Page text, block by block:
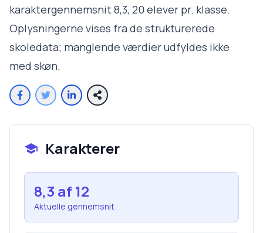
karaktergennemsnit 8,3, 20 elever pr. klasse.
Oplysningerne vises fra de strukturerede
skoledata; manglende værdier udfyldes ikke
med skøn.
Karakterer
8,3 af 12
Aktuelle gennemsnit